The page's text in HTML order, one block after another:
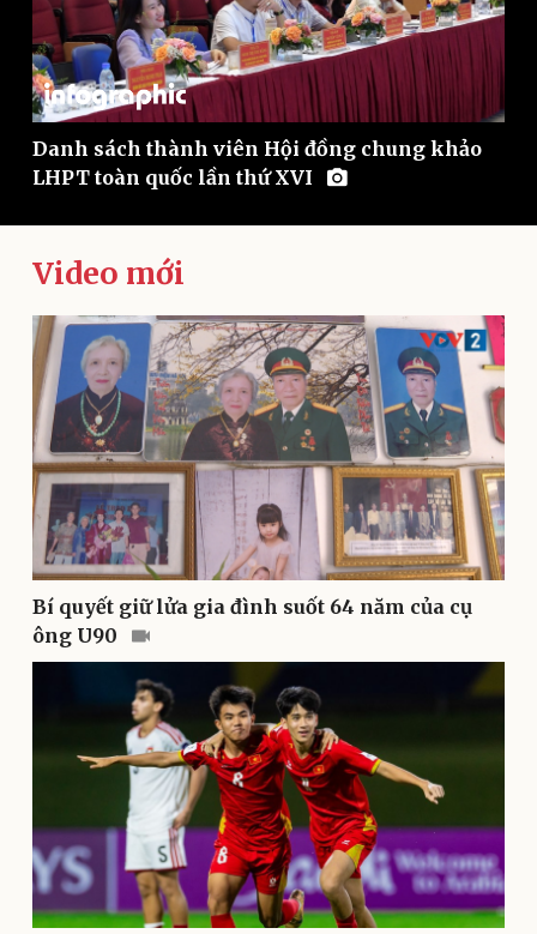
Vụ án
Tin nóng
Tư vấn luật
Vũ khí
Việt Nam
Phân tích
Thể thao
Bóng đá
Lịch thi đấu bóng đá
Ô tô - Xe máy
Ô tô
Xe máy
Danh sách thành viên Hội đồng chung khảo
LHPT toàn quốc lần thứ XVI
Video mới
Bí quyết giữ lửa gia đình suốt 64 năm của cụ
ông U90